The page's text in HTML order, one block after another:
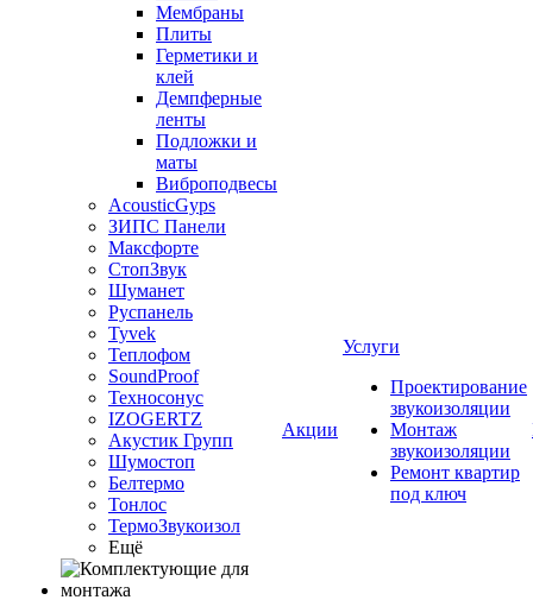
Мембраны
Плиты
Герметики и
клей
Демпферные
ленты
Подложки и
маты
Виброподвесы
AcousticGyps
ЗИПС Панели
Максфорте
СтопЗвук
Шуманет
Руспанель
Tyvek
Теплофом
SoundProof
Техносонус
IZOGERTZ
Акустик Групп
Шумостоп
Белтермо
Тонлос
ТермоЗвукоизол
Ещё
Акции
Услуги
Проектирование
звукоизоляции
Монтаж
звукоизоляции
Ремонт квартир
под ключ